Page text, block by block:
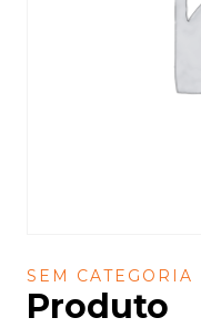
SEM CATEGORIA
Produto